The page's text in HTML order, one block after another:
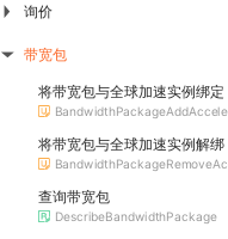
▶ 询价
▶ 带宽包
将带宽包与全球加速实例绑定
将带宽包与全球加速实例解绑
查询带宽包
DescribeBandwidthPackage